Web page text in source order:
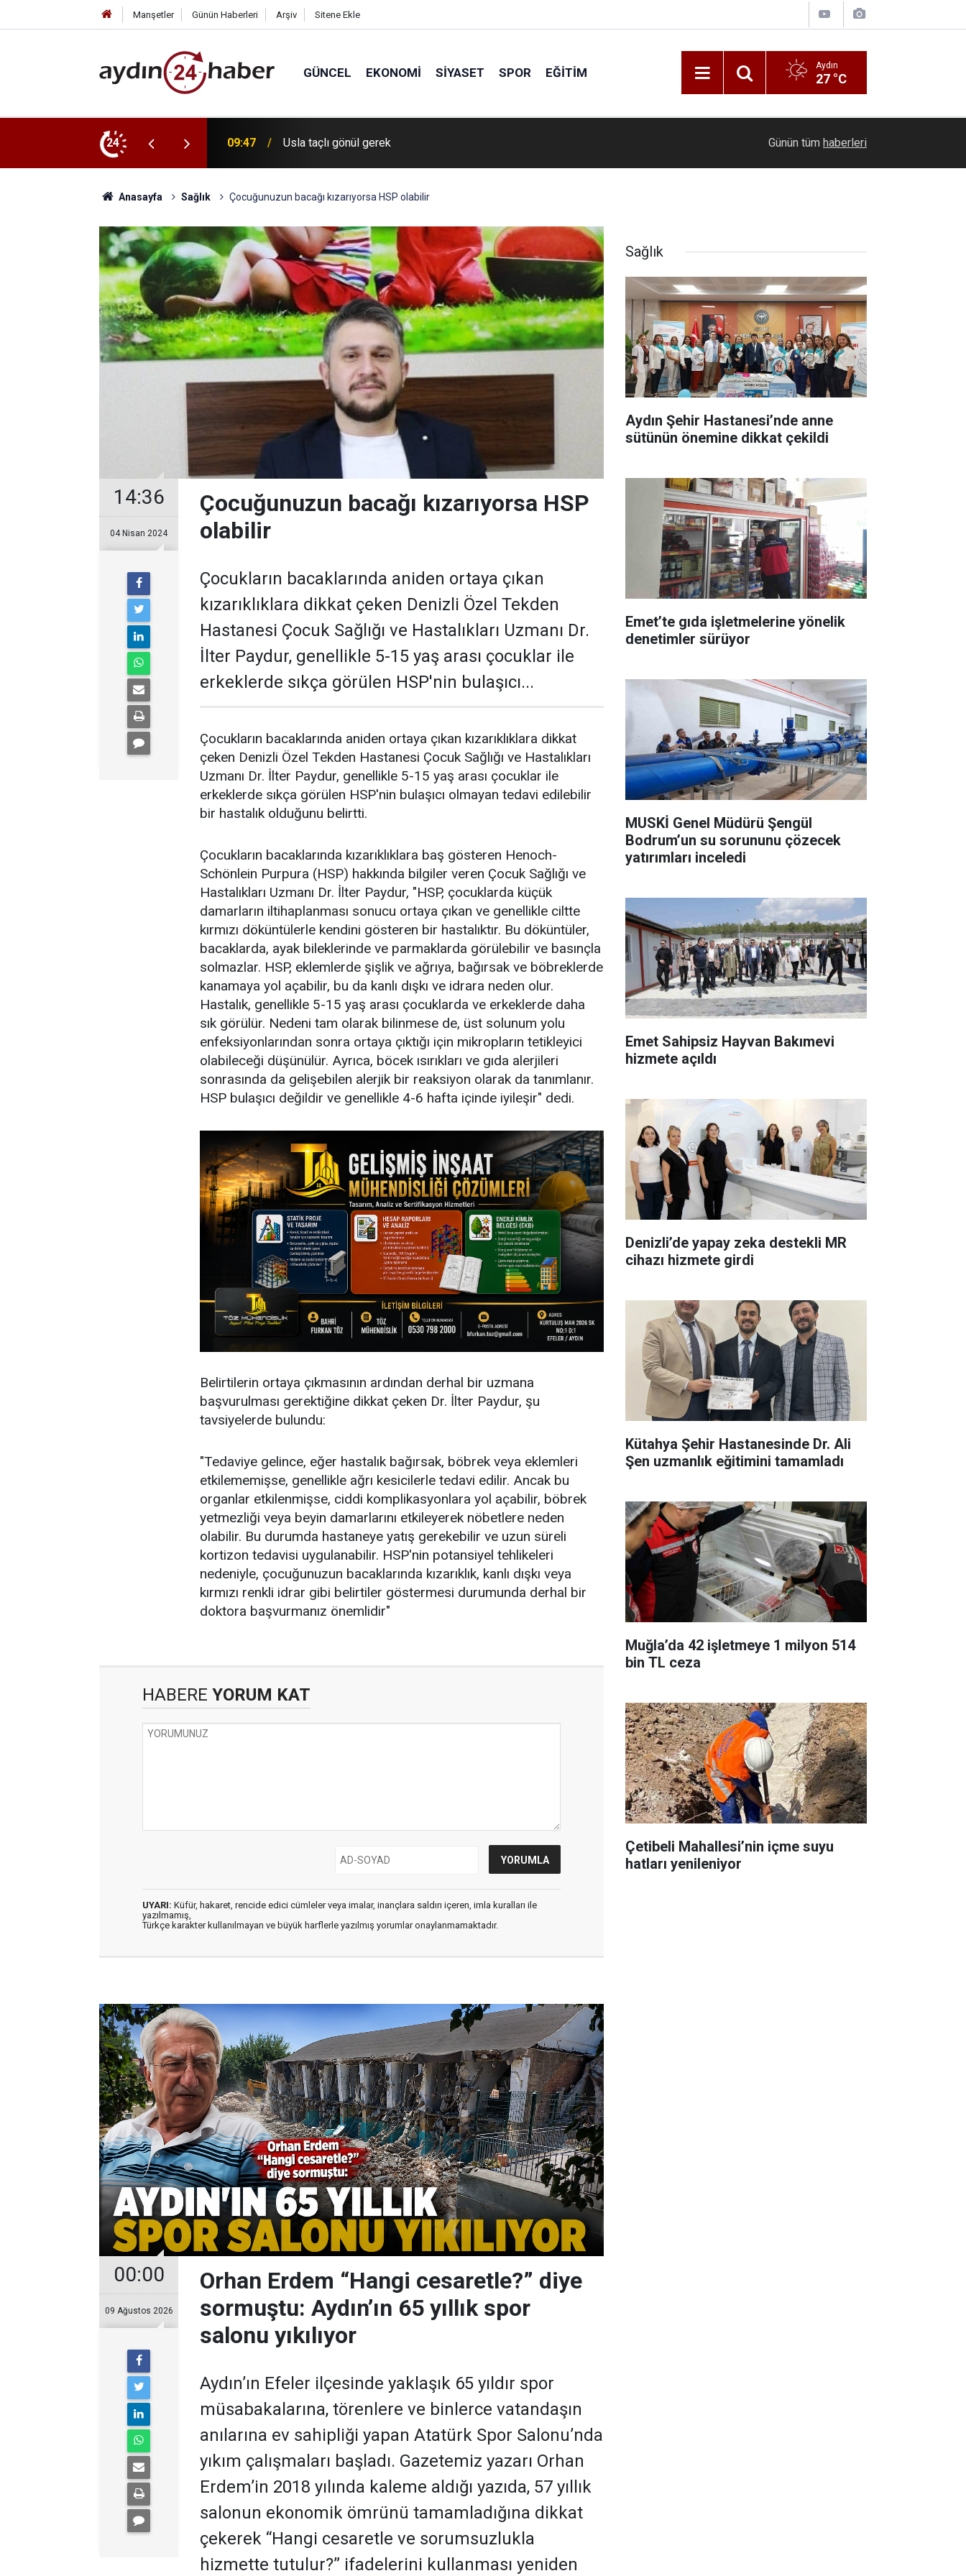
Manşetler Günün Haberleri Arşiv Sitene Ekle
GÜNCEL EKONOMI SIYASET SPOR EĞITIM Aydın
27 °C
24 09:32 Tavşanlı’da akraba aileler arasında bıçaklı ve sopalı kavga: 2 yaralı Söke 1970 Spor Kulübü haftayı çift mesaiyle
Günün tüm haberleri
Anasayfa Sağlık Çocuğunuzun bacağı kızarıyorsa HSP olabilir
14:36
04 Nisan 2024
Çocuğunuzun bacağı kızarıyorsa HSP
olabilir
Çocukların bacaklarında aniden ortaya çıkan
kızarıklıklara dikkat çeken Denizli Özel Tekden
Hastanesi Çocuk Sağlığı ve Hastalıkları Uzmanı Dr.
İlter Paydur, genellikle 5-15 yaş arası çocuklar ile
erkeklerde sıkça görülen HSP'nin bulaşıcı...
Çocukların bacaklarında aniden ortaya çıkan kızarıklıklara dikkat
çeken Denizli Özel Tekden Hastanesi Çocuk Sağlığı ve Hastalıkları
Uzmanı Dr. İlter Paydur, genellikle 5-15 yaş arası çocuklar ile
erkeklerde sıkça görülen HSP'nin bulaşıcı olmayan tedavi edilebilir
bir hastalık olduğunu belirtti.
Çocukların bacaklarında kızarıklıklara baş gösteren Henoch-
Schönlein Purpura (HSP) hakkında bilgiler veren Çocuk Sağlığı ve
Hastalıkları Uzmanı Dr. İlter Paydur, "HSP, çocuklarda küçük
damarların iltihaplanması sonucu ortaya çıkan ve genellikle ciltte
kırmızı döküntülerle kendini gösteren bir hastalıktır. Bu döküntüler,
bacaklarda, ayak bileklerinde ve parmaklarda görülebilir ve basınçla
solmazlar. HSP, eklemlerde şişlik ve ağrıya, bağırsak ve böbreklerde
kanamaya yol açabilir, bu da kanlı dışkı ve idrara neden olur.
Hastalık, genellikle 5-15 yaş arası çocuklarda ve erkeklerde daha
sık görülür. Nedeni tam olarak bilinmese de, üst solunum yolu
enfeksiyonlarından sonra ortaya çıktığı için mikropların tetikleyici
olabileceği düşünülür. Ayrıca, böcek ısırıkları ve gıda alerjileri
sonrasında da gelişebilen alerjik bir reaksiyon olarak da tanımlanır.
HSP bulaşıcı değildir ve genellikle 4-6 hafta içinde iyileşir" dedi.
Belirtilerin ortaya çıkmasının ardından derhal bir uzmana
başvurulması gerektiğine dikkat çeken Dr. İlter Paydur, şu
tavsiyelerde bulundu:
"Tedaviye gelince, eğer hastalık bağırsak, böbrek veya eklemleri
etkilememişse, genellikle ağrı kesicilerle tedavi edilir. Ancak bu
organlar etkilenmişse, ciddi komplikasyonlara yol açabilir, böbrek
yetmezliği veya beyin damarlarını etkileyerek nöbetlere neden
olabilir. Bu durumda hastaneye yatış gerekebilir ve uzun süreli
kortizon tedavisi uygulanabilir. HSP'nin potansiyel tehlikeleri
nedeniyle, çocuğunuzun bacaklarında kızarıklık, kanlı dışkı veya
kırmızı renkli idrar gibi belirtiler göstermesi durumunda derhal bir
doktora başvurmanız önemlidir"
HABERE YORUM KAT
UYARI: Küfür, hakaret, rencide edici cümleler veya imalar, inançlara saldırı içeren, imla kuralları ile
yazılmamış,
Türkçe karakter kullanılmayan ve büyük harflerle yazılmış yorumlar onaylanmamaktadır.
00:00
09 Ağustos 2026
Orhan Erdem “Hangi cesaretle?” diye
sormuştu: Aydın’ın 65 yıllık spor
salonu yıkılıyor
Aydın’ın Efeler ilçesinde yaklaşık 65 yıldır spor
müsabakalarına, törenlere ve binlerce vatandaşın
anılarına ev sahipliği yapan Atatürk Spor Salonu’nda
yıkım çalışmaları başladı. Gazetemiz yazarı Orhan
Erdem’in 2018 yılında kaleme aldığı yazıda, 57 yıllık
salonun ekonomik ömrünü tamamladığına dikkat
çekerek “Hangi cesaretle ve sorumsuzlukla
hizmette tutulur?” ifadelerini kullanması yeniden
Sağlık
Aydın Şehir Hastanesi’nde anne
sütünün önemine dikkat çekildi
Emet’te gıda işletmelerine yönelik
denetimler sürüyor
MUSKİ Genel Müdürü Şengül
Bodrum’un su sorununu çözecek
yatırımları inceledi
Emet Sahipsiz Hayvan Bakımevi
hizmete açıldı
Denizli’de yapay zeka destekli MR
cihazı hizmete girdi
Kütahya Şehir Hastanesinde Dr. Ali
Şen uzmanlık eğitimini tamamladı
Muğla’da 42 işletmeye 1 milyon 514
bin TL ceza
Çetibeli Mahallesi’nin içme suyu
hatları yenileniyor